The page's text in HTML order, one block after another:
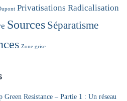
Privatisations Radicalisation
Sources Séparatisme
Zone grise
Green Resistance – Partie 1 : Un réseau